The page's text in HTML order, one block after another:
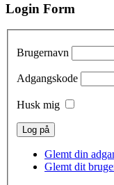
Login Form
Brugernavn
Adgangskode
Husk mig
Glemt din
Glemt dit